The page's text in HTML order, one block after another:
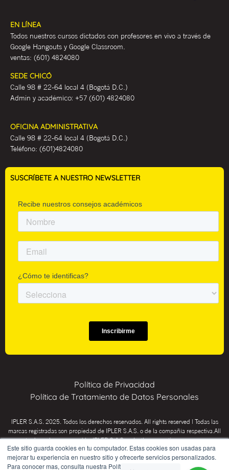
Este sitio guarda cookies en tu computador. Estas cookies son usadas para
mejorar tu experiencia en nuestro sitio y ofrecerte servicios personalizados.
Para conocer mas, consulta nuestra Política de Privacidad.
EN LÍNEA
Todos nuestros cursos dictados con profesores en vivo a través de
Google Hangouts y Google Classroom.
ventas: (601) 4824080
SEDE CHICÓ
Calle 98 # 22-64 local 4 (Bogotá D.C.)
Admin y académico: +57 (601) 4824080
OFICINA ADMINISTRATIVA
Calle 98 # 22-64 local 4 (Bogotá D.C.)
Teléfono: (601)4824080
SUSCRÍBETE A NUESTRO NEWSLETTER
Política de Privacidad
Política de Tratamiento de Datos Personales
IPLER S.A.S. 2025. Todos los derechos reservados. All rights reserved | Todas las
marcas registradas son propiedad de IPLER S.A.S. o de la compañía respectiva.All
trademarks are owned by IPLER S.A.S. or by the respective company.
INSTITUTO PSICOTÉCNICO IPLER: Educación para el trabajo y el desarrollo
humano (CHICÓ Res. SED 02-0036, Inspección y vigilancia Secretaría de